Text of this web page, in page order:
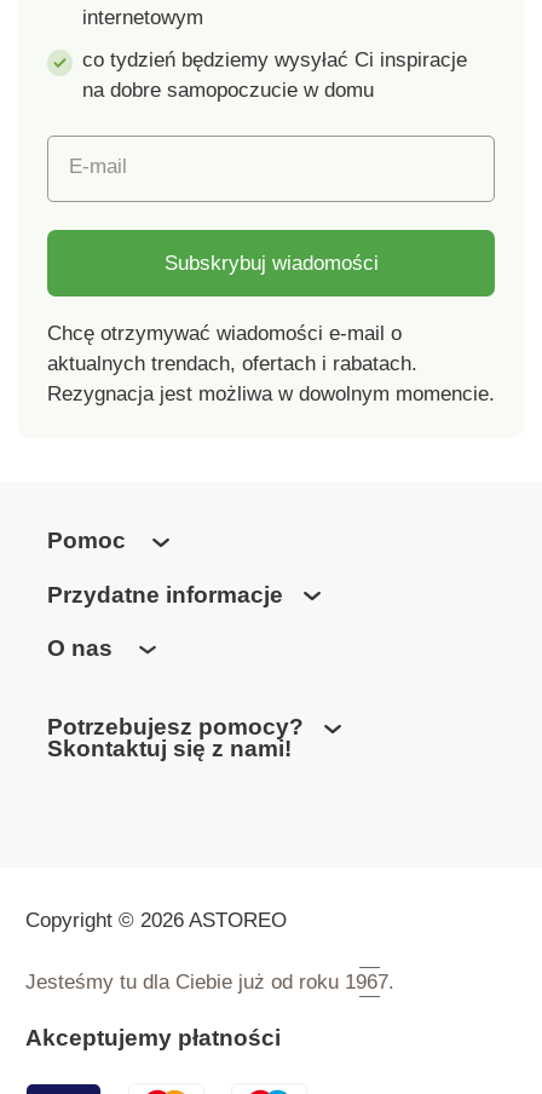
internetowym
co tydzień będziemy wysyłać Ci inspiracje
na dobre samopoczucie w domu
E-mail
Subskrybuj wiadomości
Chcę otrzymywać wiadomości e-mail o
aktualnych trendach, ofertach i rabatach.
Rezygnacja jest możliwa w dowolnym momencie.
Pomoc
Przydatne informacje
O nas
Potrzebujesz pomocy?
Skontaktuj się z nami!
Copyright © 2026 ASTOREO
Jesteśmy tu dla Ciebie już od roku 1967.
Akceptujemy płatności